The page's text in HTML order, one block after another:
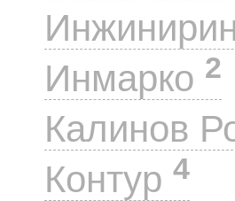
Инмарко 2
Калинов
Контур 4